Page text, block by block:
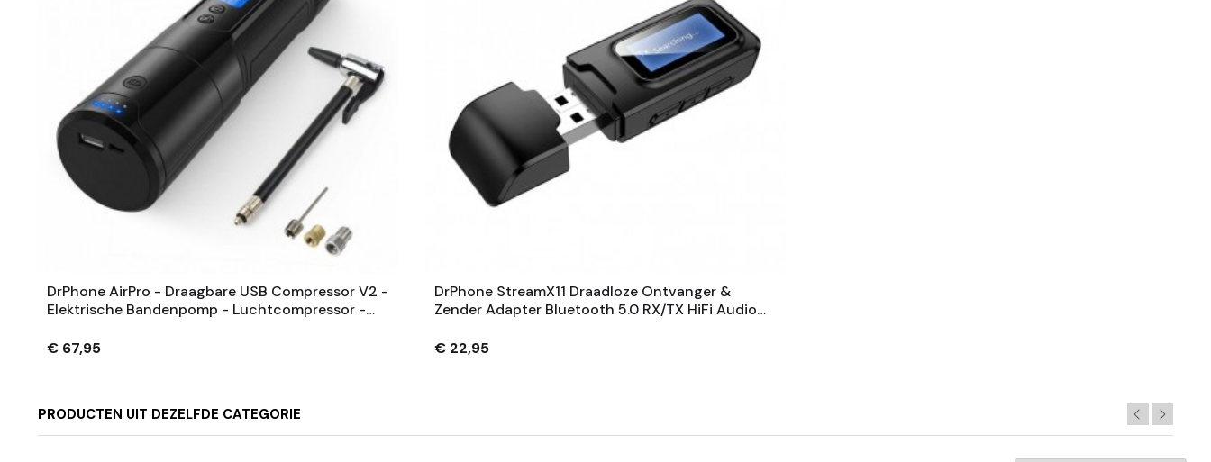
DrPhone AirPro - Draagbare USB Compressor V2 -
Elektrische Bandenpomp - Luchtcompressor -
€ 67,95
DrPhone StreamX11 Draadloze Ontvanger &
Zender Adapter Bluetooth 5.0 RX/TX HiFi Audio
€ 22,95
PRODUCTEN UIT DEZELFDE CATEGORIE